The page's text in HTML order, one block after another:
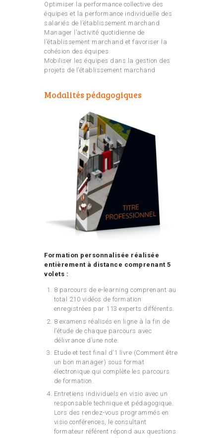
Optimiser la performance collective des
équipes et la performance individuelle des
salariés de l’établissement marchand
Manager l’activité quotidienne de
l’établissement marchand et favoriser la
cohésion des équipes
Mobiliser les équipes dans la gestion des
projets de l’établissement marchand
Modalités pédagogiques
Formation personnalisée réalisée
entièrement à distance comprenant 5
volets :
8 parcours de e-learning comprenant au
total 210 vidéos de formation
enregistrées par 113 experts différents.
8 examens réalisés en ligne à la fin de
l’étude de chaque parcours avec
délivrance d’une note.
Etude et test final d’1 livre (Comment être
un bon manager) sous format
électronique qui complète les parcours
de formation.
Entretiens individuels en visio avec un
responsable technique et pédagogique.
Lors des rendez-vous programmés en
visio conférences, le consultant
formateur référent répond aux questions